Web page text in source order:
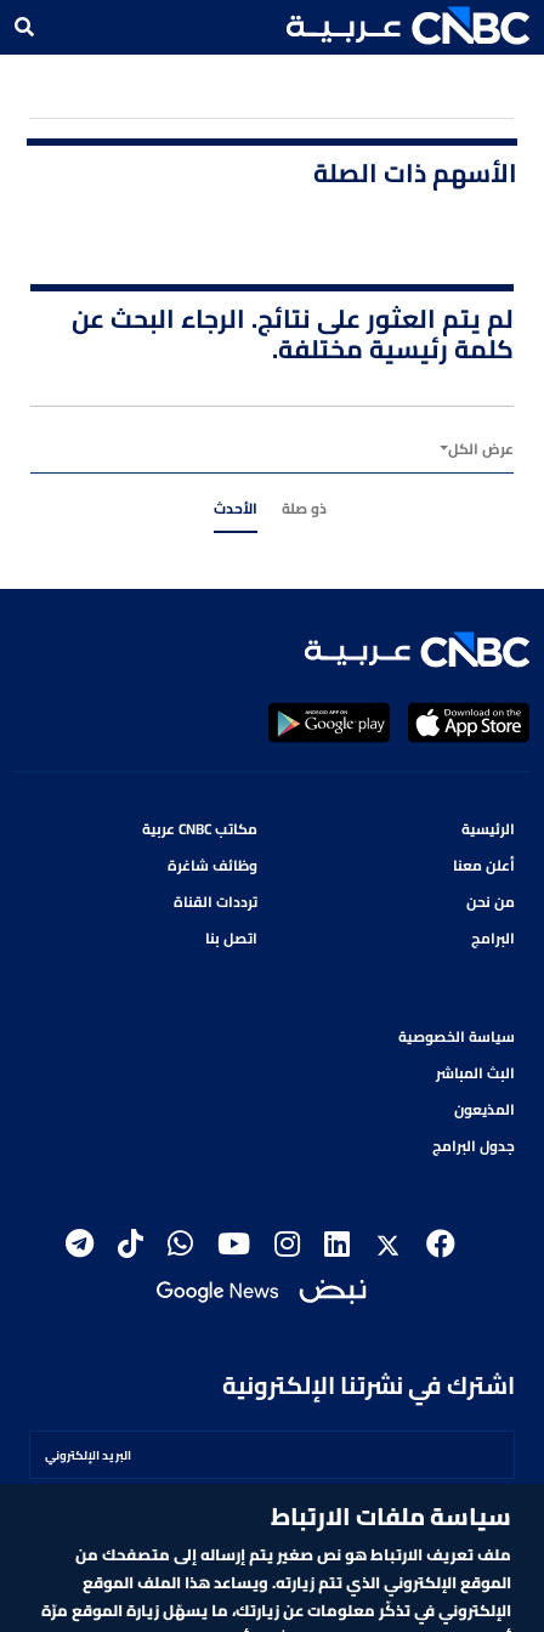
الأسهم ذات الصلة
لم يتم العثور على نتائج. الرجاء البحث عن
كلمة رئيسية مختلفة.
عرض الكل
ذو صلة الأحدث
الرئيسية
أعلن معنا
من نحن
البرامج
مكاتب CNBC عربية
وظائف شاغرة
ترددات القناة
اتصل بنا
سياسة الخصوصية
البث المباشر
المذيعون
جدول البرامج
اشترك في نشرتنا الإلكترونية
اشترك
سياسة ملفات الارتباط
ملف تعريف الارتباط هو نص صغير يتم إرساله إلى متصفحك من
الموقع الإلكتروني الذي تتم زيارته. ويساعد هذا الملف الموقع
الإلكتروني في تذكّر معلومات عن زيارتك، ما يسهّل زيارة الموقع مرّة